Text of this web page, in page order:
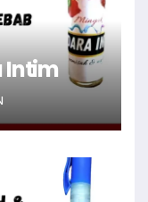
Intim